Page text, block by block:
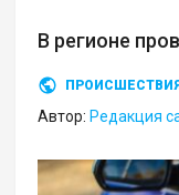
В регионе
ПРОИСШЕСТВИЯ
Автор: Редакция